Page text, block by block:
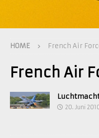
HOME French Air
French Air
20. Juni